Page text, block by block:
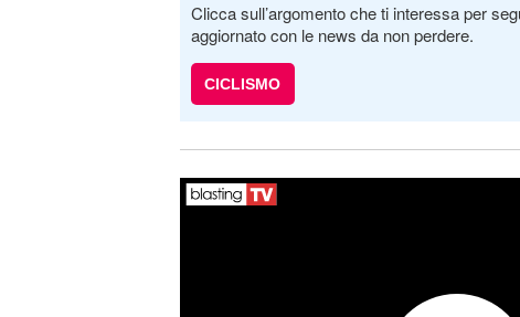
Clicca sull’argomento che ti interessa per
aggiornato con le news da non perdere.
CICLISMO